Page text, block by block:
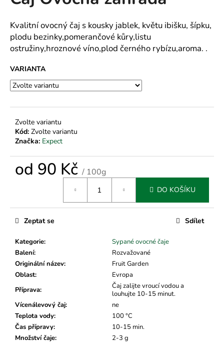
z
5
hvězdiček.
Kvalitní ovocný čaj s kousky jablek, květu ibišku, šípku,
plodu bezinky,pomerančové kůry,listu
ostružiny,hroznové víno,plod černého rybízu,aroma. .
VARIANTA
Zvolte variantu
Kód: Zvolte variantu
Značka: Expect
od 90 Kč / 100g
DO KOŠÍKU
Kategorie:
Sypané ovocné čaje
Balení:
Rozvažované
Originální název:
Fruit Garden
Oblast:
Evropa
Příprava:
Čaj zalijte vroucí vodou a
louhujte 10-15 minut.
Vícenálevový čaj:
ne
Teplota vody:
100 °C
Čas přípravy:
10-15 min.
Množství čaje: 2-3 g
Zeptat se Sdílet
j
í
t
?
D
o
u
u
m